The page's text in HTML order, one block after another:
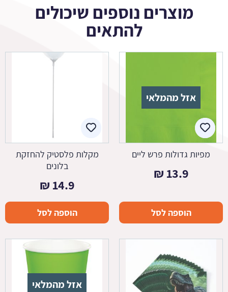
מוצרים נוספים שיכולים
להתאים
אזל מהמלאי
מפיות גדולות פרש ליים
13.9
₪
הוספה לסל
מקלות פלסטיק להחזקת
בלונים
14.9
₪
הוספה לסל
אזל מהמלאי